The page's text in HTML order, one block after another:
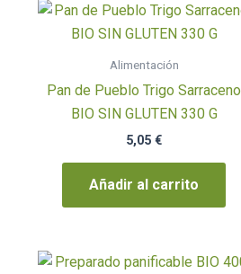
Alimentación
Pan de Pueblo Trigo Sarraceno
BIO SIN GLUTEN 330 G
5,05 €
Añadir al carrito